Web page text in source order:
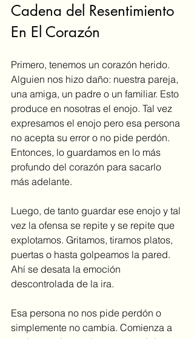
Cadena del Resentimiento
En El Corazón
Primero, tenemos un corazón herido.
Alguien nos hizo daño: nuestra pareja,
una amiga, un padre o un familiar. Esto
produce en nosotras el enojo. Tal vez
expresamos el enojo pero esa persona
no acepta su error o no pide perdón.
Entonces, lo guardamos en lo más
profundo del corazón para sacarlo
más adelante.
Luego, de tanto guardar ese enojo y tal
vez la ofensa se repite y se repite que
explotamos. Gritamos, tiramos platos,
puertas o hasta golpeamos la pared.
Ahí se desata la emoción
descontrolada de la ira.
Esa persona no nos pide perdón o
simplemente no cambia. Comienza a